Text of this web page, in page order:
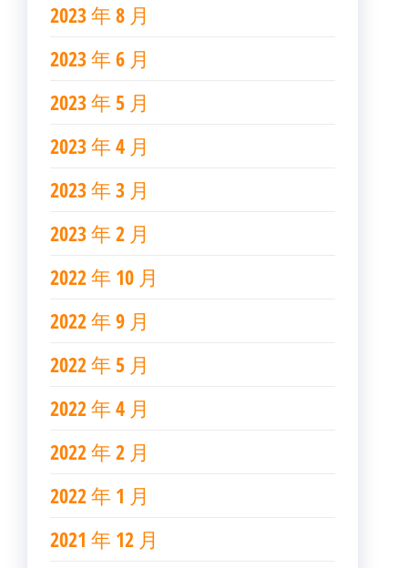
2023 年 8 月
2023 年 6 月
2023 年 5 月
2023 年 4 月
2023 年 3 月
2023 年 2 月
2022 年 10 月
2022 年 9 月
2022 年 5 月
2022 年 4 月
2022 年 2 月
2022 年 1 月
2021 年 12 月